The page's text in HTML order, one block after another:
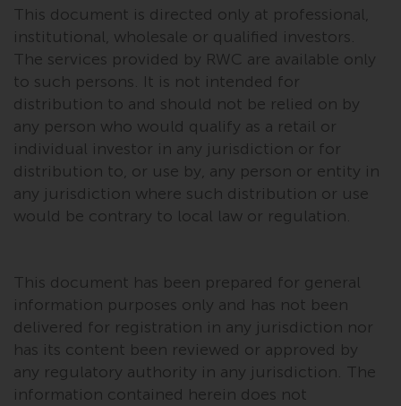
Veröffentlichung korrekt und
vollständig sind, übernimmt
Redwheel keine Gewaehr noch
eines ihrer verbundenen
Unternehmen die
Angemessenheit, Genauigkeit
oder Vollständigkeit dieser
Informationen und übernehmen
keine Haftung, die sich aus dem
Vertrauen auf Ungenauigkeiten,
Auslassung in, oder Verwendung
ergibt.
Datenschutz und Privatsphäre
This document is directed only at professional,
institutional, wholesale or qualified investors.
The services provided by RWC are available only
to such persons. It is not intended for
distribution to and should not be relied on by
any person who would qualify as a retail or
individual investor in any jurisdiction or for
distribution to, or use by, any person or entity in
any jurisdiction where such distribution or use
would be contrary to local law or regulation.
This document has been prepared for general
information purposes only and has not been
delivered for registration in any jurisdiction nor
has its content been reviewed or approved by
any regulatory authority in any jurisdiction. The
information contained herein does not